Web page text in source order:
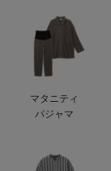
快適機能ウェア特集
快適機能ウェア特集
快適機能ウェア特集
マタニティ
パジャマ